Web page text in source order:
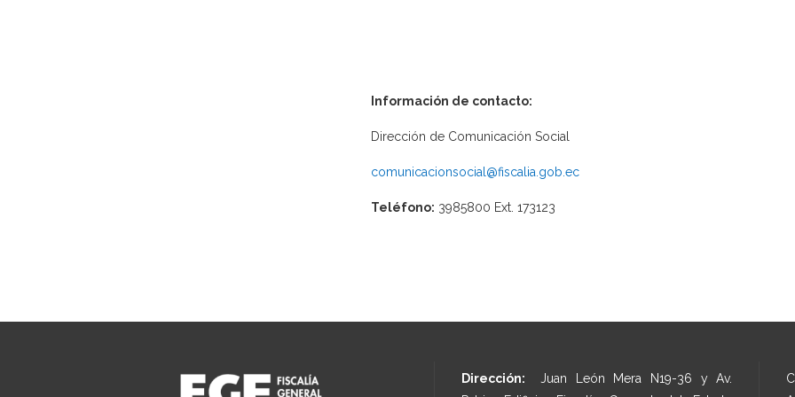
Información de contacto:
Dirección de Comunicación Social
comunicacionsocial@fiscalia.gob.ec
Teléfono: 3985800 Ext. 173123
Dirección: Juan León Mera N19-36 y Av.